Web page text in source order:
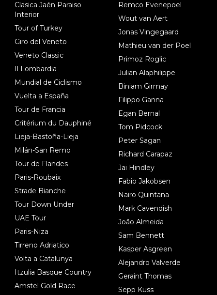
Clasica Jaén Paraiso
Interior
Tour of Turkey
Giro del Veneto
Veneto Classic
Il Lombardia
Mundial de Ciclismo
Vuelta a España
Tour de Francia
Critérium du Dauphiné
Lieja-Bastoña-Lieja
Milán-San Remo
Tour de Flandes
Paris-Roubaix
Strade Bianche
Tour Down Under
UAE Tour
Paris-Niza
Tirreno Adriatico
Volta a Catalunya
Itzulia Basque Country
Amstel Gold Race
Remco Evenepoel
Wout van Aert
Jonas Vingegaard
Mathieu van der Poel
Primoz Roglic
Julian Alaphilippe
Biniam Girmay
Filippo Ganna
Egan Bernal
Tom Pidcock
Peter Sagan
Richard Carapaz
Jai Hindley
Fabio Jakobsen
Nairo Quintana
Mark Cavendish
João Almeida
Sam Bennett
Kasper Asgreen
Alejandro Valverde
Geraint Thomas
Sepp Kuss